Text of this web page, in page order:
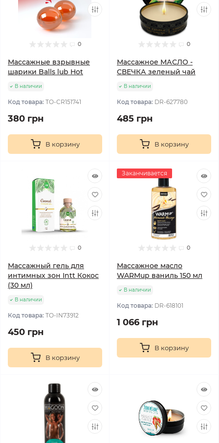
0
Массажные взрывные
шарики Balls lub Hot
В наличии
Код товара: TO-CR151741
380 грн
В корзину
0
Массажное МАСЛО -
СВЕЧКА зеленый чай
В наличии
Код товара: DR-627780
485 грн
В корзину
0
Массажный гель для
интимных зон Intt Кокос
(30 мл)
В наличии
Код товара: TO-IN73912
450 грн
В корзину
Заканчивается
0
Массажное масло
WARMup ваниль 150 мл
В наличии
Код товара: DR-618101
1 066 грн
В корзину